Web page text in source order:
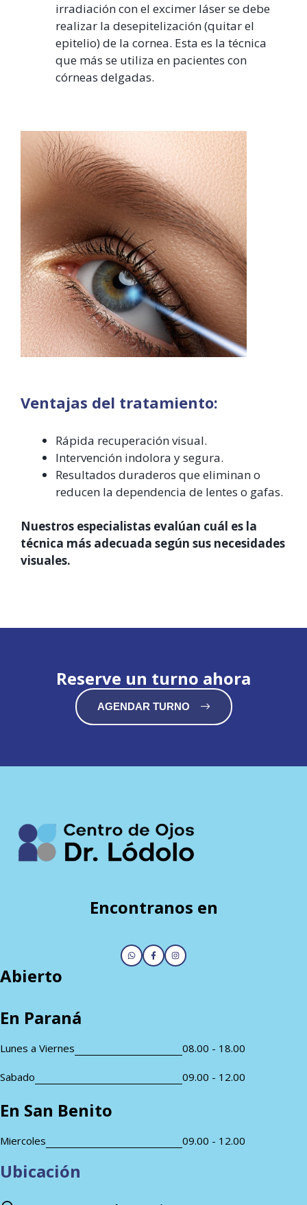
irradiación con el excimer láser se debe
realizar la desepitelización (quitar el
epitelio) de la cornea. Esta es la técnica
que más se utiliza en pacientes con
córneas delgadas.
Ventajas del tratamiento:
Rápida recuperación visual.
Intervención indolora y segura.
Resultados duraderos que eliminan o
reducen la dependencia de lentes o gafas.
Nuestros especialistas evalúan cuál es la
técnica más adecuada según sus necesidades
visuales.
Reserve un turno ahora
AGENDAR TURNO
Encontranos en
Abierto
En Paraná
Lunes a Viernes 08.00 - 18.00
Sabado 09.00 - 12.00
En San Benito
Miercoles 09.00 - 12.00
Ubicación